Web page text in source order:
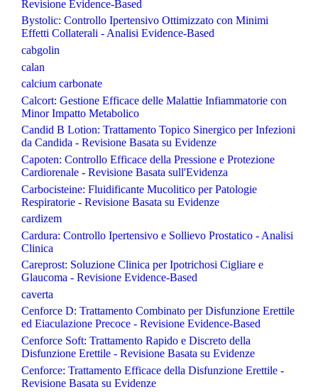
Revisione Evidence-Based
Bystolic: Controllo Ipertensivo Ottimizzato con Minimi
Effetti Collaterali - Analisi Evidence-Based
cabgolin
calan
calcium carbonate
Calcort: Gestione Efficace delle Malattie Infiammatorie con
Minor Impatto Metabolico
Candid B Lotion: Trattamento Topico Sinergico per Infezioni
da Candida - Revisione Basata su Evidenze
Capoten: Controllo Efficace della Pressione e Protezione
Cardiorenale - Revisione Basata sull'Evidenza
Carbocisteine: Fluidificante Mucolitico per Patologie
Respiratorie - Revisione Basata su Evidenze
cardizem
Cardura: Controllo Ipertensivo e Sollievo Prostatico - Analisi
Clinica
Careprost: Soluzione Clinica per Ipotrichosi Cigliare e
Glaucoma - Revisione Evidence-Based
caverta
Cenforce D: Trattamento Combinato per Disfunzione Erettile
ed Eiaculazione Precoce - Revisione Evidence-Based
Cenforce Soft: Trattamento Rapido e Discreto della
Disfunzione Erettile - Revisione Basata su Evidenze
Cenforce: Trattamento Efficace della Disfunzione Erettile -
Revisione Basata su Evidenze